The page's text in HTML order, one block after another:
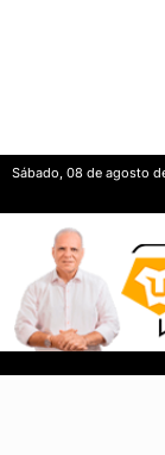
Sábado, 08 de agosto